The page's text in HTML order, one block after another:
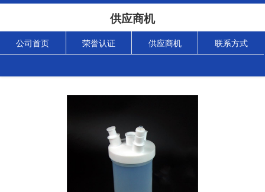
供应商机
公司首页 荣誉认证 供应商机 联系方式